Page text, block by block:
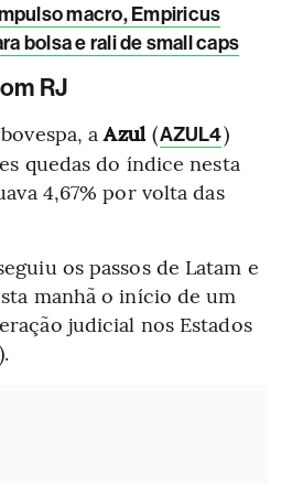
macro, Empiricus
bolsa e rali de small caps
RJ
aAzul (AZUL4)
quedas do índice nesta
4,67% por volta das
os passos de Latam e
manhã o início de um
judicial nos Estados
).